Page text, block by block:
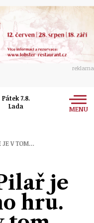
reklama
Pátek 7.8.
Lada
MENU
JE V TOM…
je
hru.